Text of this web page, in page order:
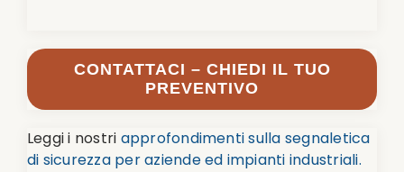
CONTATTACI – CHIEDI IL TUO
PREVENTIVO
Leggi i nostri approfondimenti sulla segnaletica
di sicurezza per aziende ed impianti industriali.